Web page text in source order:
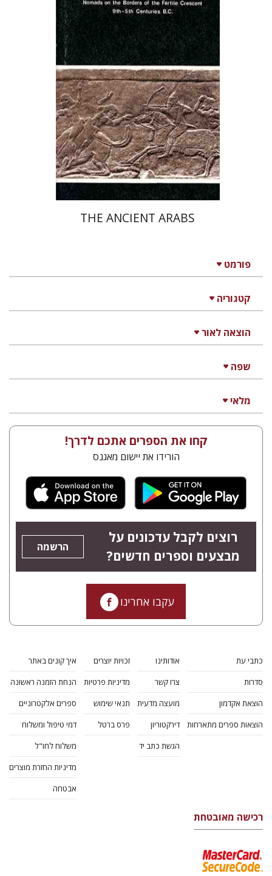
פורמט
קטגוריה
הוצאה לאור
שפה
מלאי
ישראל אפעל
THE ANCIENT ARABS
קחו את הספרים אתכם לדרך!
הורידו את יישום מאגנס
רוצים לקבל עדכונים על
מבצעים וספרים חדשים?
הרשמה
עקבו אחרינו
כתבי עת
סדרות
הוצאת אקדמון
הוצאות ספרים מתארחות
אודותינו
צרו קשר
מועצה מדעית
דירקטוריון
הגשת כתב יד
זכויות יוצרים
מדיניות פרטיות
תנאי שימוש
פרס ברטל
איך קונים באתר
הנחת הזמנה ראשונה
ספרים אלקטרוניים
דמי טיפול ומשלוח
משלוח לחו"ל
מדיניות החזרת מוצרים
אבטחה
רכישה מאובטחת